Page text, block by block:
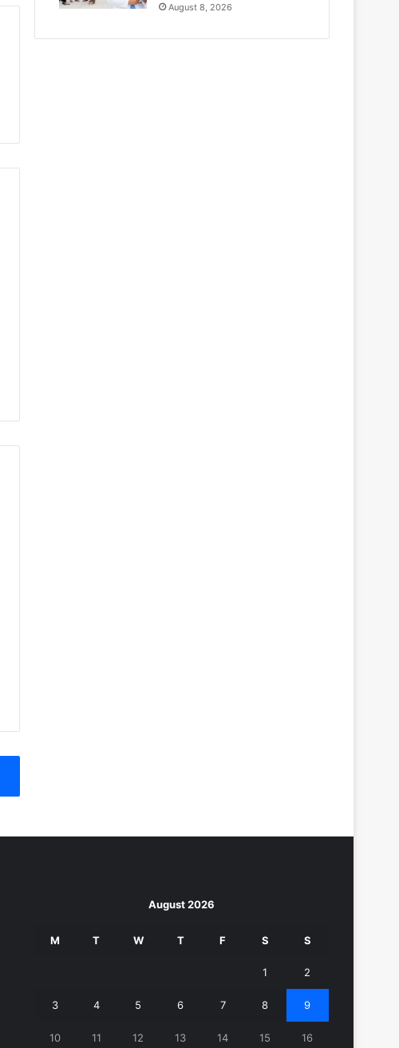
August 8, 2026
August 2026
M T W T F S S
1 2
3 4 5 6 7 8 9
10 11 12 13 14 15 16